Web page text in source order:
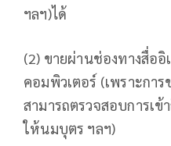
ฯลฯ)ได้
(2) ขายผ่านช่องทางสื่อ
คอมพิวเตอร์ (เพราะกา
สามารถตรวจสอบการเข้
ให้นมบุตร ฯลฯ)